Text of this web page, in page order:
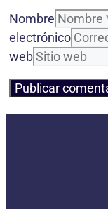
Nombre
electrónico
web